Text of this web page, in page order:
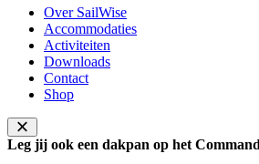
Over SailWise
Accommodaties
Activiteiten
Downloads
Contact
Shop
Leg jij ook een dakpan op het